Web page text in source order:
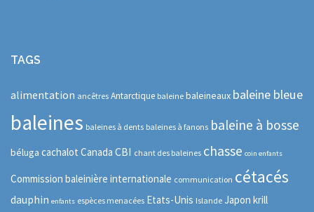
TAGS
alimentation ancêtres Antarctique baleine baleineaux baleine bleue
baleines baleines à dents baleines à fanons baleine à bosse
béluga cachalot Canada CBI chant des baleines chasse coin enfants
Commission baleinière internationale communication cétacés
dauphin enfants espèces menacées Etats-Unis Islande Japon krill